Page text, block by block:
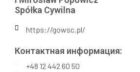
Spółka Cywilna
https://gowsc.pl/
Контактная информация:​
+48 12 442 60 50